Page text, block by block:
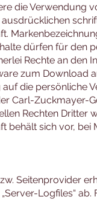
die Verwendung
dürfen für den
Rechte an den
zum Download
die persönliche
Carl-Zuckmayer-
Rechten Dritter
behält sich vor, bei
Seitenprovider
Logfiles“